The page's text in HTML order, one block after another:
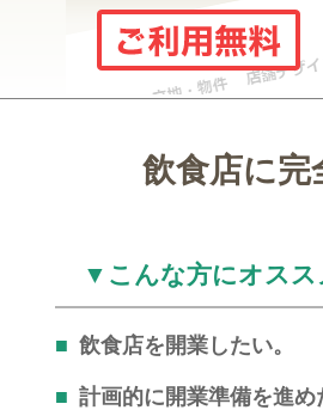
飲食店に完
▼こんな方にオスス
飲食店を開業したい。
計画的に開業準備を進め